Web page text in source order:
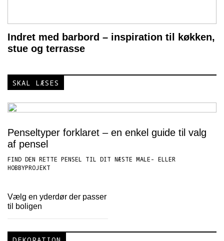
Indret med barbord – inspiration til køkken,
stue og terrasse
SKAL LÆSES
Penseltyper forklaret – en enkel guide til valg
af pensel
FIND DEN RETTE PENSEL TIL DIT NÆSTE MALE- ELLER
HOBBYPROJEKT
Vælg en yderdør der passer
til boligen